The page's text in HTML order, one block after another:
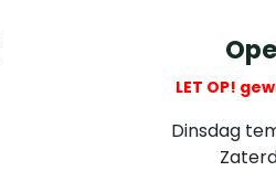
LET OP!
Dinsdag